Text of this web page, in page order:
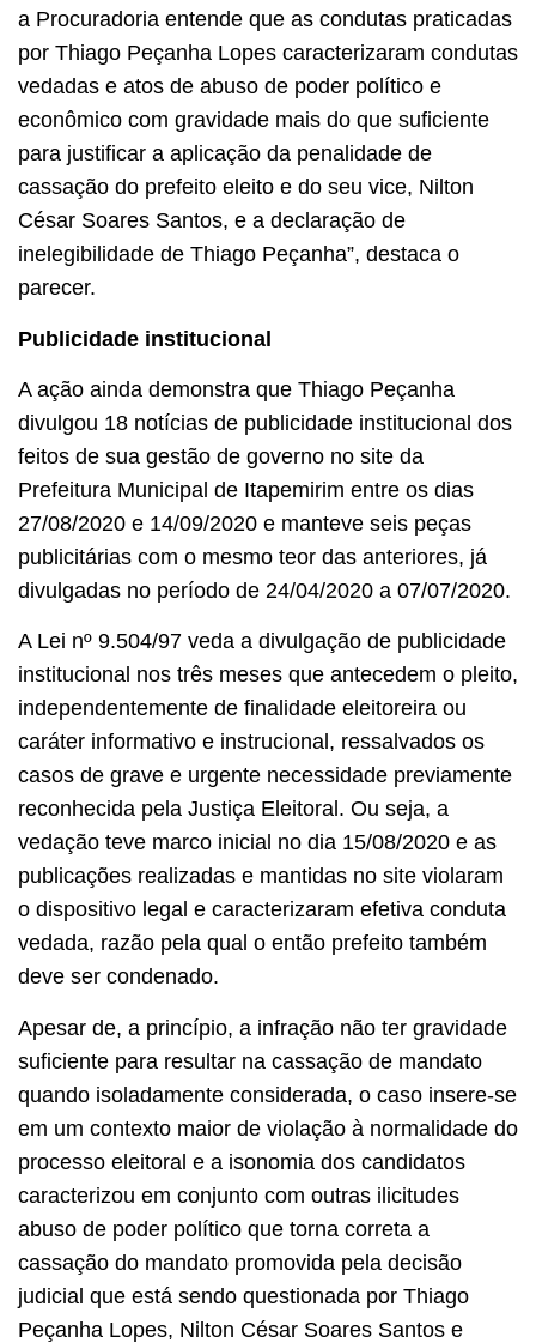
a Procuradoria entende que as condutas praticadas
por Thiago Peçanha Lopes caracterizaram condutas
vedadas e atos de abuso de poder político e
econômico com gravidade mais do que suficiente
para justificar a aplicação da penalidade de
cassação do prefeito eleito e do seu vice, Nilton
César Soares Santos, e a declaração de
inelegibilidade de Thiago Peçanha”, destaca o
parecer.
Publicidade institucional
A ação ainda demonstra que Thiago Peçanha
divulgou 18 notícias de publicidade institucional dos
feitos de sua gestão de governo no site da
Prefeitura Municipal de Itapemirim entre os dias
27/08/2020 e 14/09/2020 e manteve seis peças
publicitárias com o mesmo teor das anteriores, já
divulgadas no período de 24/04/2020 a 07/07/2020.
A Lei nº 9.504/97 veda a divulgação de publicidade
institucional nos três meses que antecedem o pleito,
independentemente de finalidade eleitoreira ou
caráter informativo e instrucional, ressalvados os
casos de grave e urgente necessidade previamente
reconhecida pela Justiça Eleitoral. Ou seja, a
vedação teve marco inicial no dia 15/08/2020 e as
publicações realizadas e mantidas no site violaram
o dispositivo legal e caracterizaram efetiva conduta
vedada, razão pela qual o então prefeito também
deve ser condenado.
Apesar de, a princípio, a infração não ter gravidade
suficiente para resultar na cassação de mandato
quando isoladamente considerada, o caso insere-se
em um contexto maior de violação à normalidade do
processo eleitoral e a isonomia dos candidatos
caracterizou em conjunto com outras ilicitudes
abuso de poder político que torna correta a
cassação do mandato promovida pela decisão
judicial que está sendo questionada por Thiago
Peçanha Lopes, Nilton César Soares Santos e